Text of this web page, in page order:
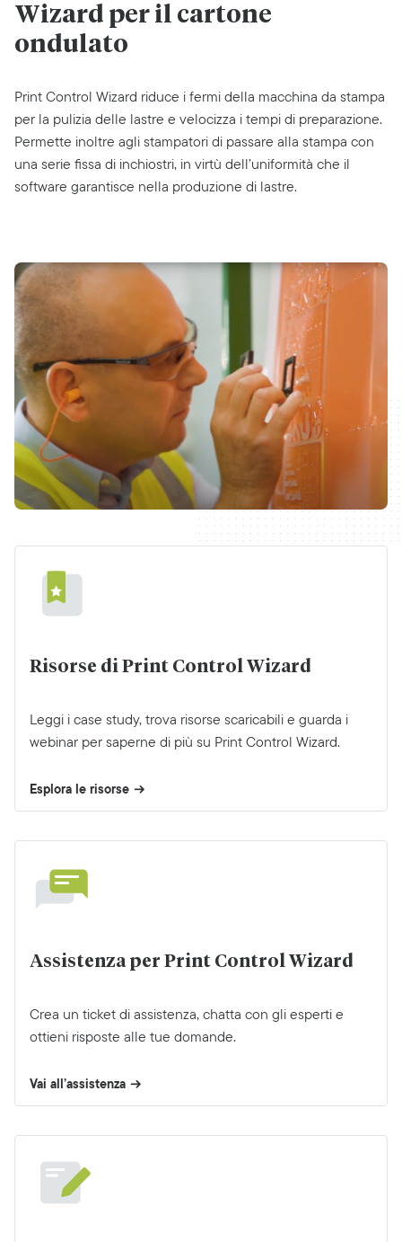
Wizard per il cartone
ondulato
Print Control Wizard riduce i fermi della macchina da stampa
per la pulizia delle lastre e velocizza i tempi di preparazione.
Permette inoltre agli stampatori di passare alla stampa con
una serie fissa di inchiostri, in virtù dell’uniformità che il
software garantisce nella produzione di lastre.
Risorse di Print Control Wizard
Leggi i case study, trova risorse scaricabili e guarda i
webinar per saperne di più su Print Control Wizard.
Esplora le risorse
Assistenza per Print Control Wizard
Crea un ticket di assistenza, chatta con gli esperti e
ottieni risposte alle tue domande.
Vai all’assistenza